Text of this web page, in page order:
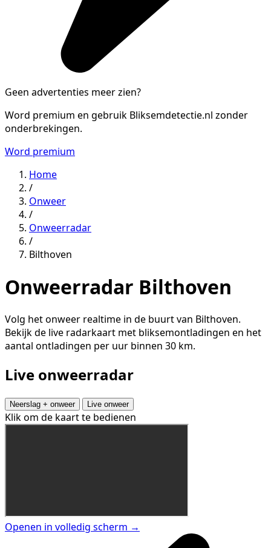
Geen advertenties meer zien?
Word premium en gebruik Bliksemdetectie.nl zonder
onderbrekingen.
Word premium
Home
/
Onweer
/
Onweerradar
/
Bilthoven
Onweerradar Bilthoven
Volg het onweer realtime in de buurt van Bilthoven.
Bekijk de live radarkaart met bliksemontladingen en het
aantal ontladingen per uur binnen 30 km.
Live onweerradar
Neerslag + onweer Live onweer
Klik om de kaart te bedienen
Openen in volledig scherm →